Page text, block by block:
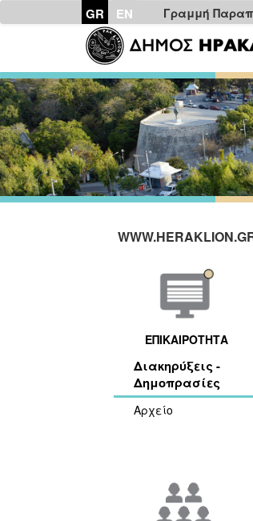
GR EN Γραμμή
ΕΠΙΚΑΙΡΟΤΗΤΑ
Διακηρύξεις -
Δημοπρασίες
Αρχείο